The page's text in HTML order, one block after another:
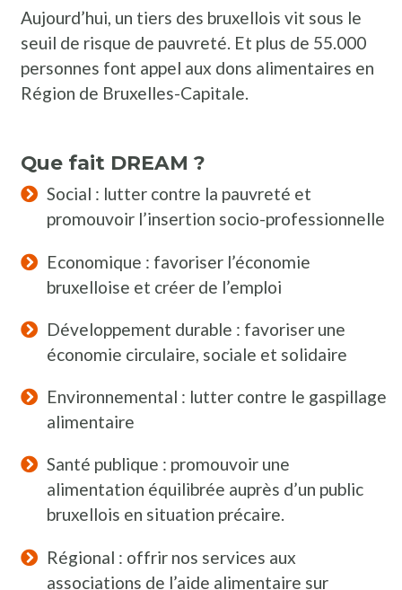
Aujourd’hui, un tiers des bruxellois vit sous le
seuil de risque de pauvreté. Et plus de 55.000
personnes font appel aux dons alimentaires en
Région de Bruxelles-Capitale.
Que fait DREAM ?
Social : lutter contre la pauvreté et
promouvoir l’insertion socio-professionnelle
Economique : favoriser l’économie
bruxelloise et créer de l’emploi
Développement durable : favoriser une
économie circulaire, sociale et solidaire
Environnemental : lutter contre le gaspillage
alimentaire
Santé publique : promouvoir une
alimentation équilibrée auprès d’un public
bruxellois en situation précaire.
Régional : offrir nos services aux
associations de l’aide alimentaire sur